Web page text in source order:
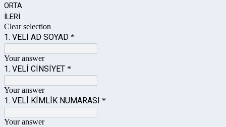
ORTA
İLERİ
Clear selection
1. VELİ AD SOYAD *
Your answer
1. VELİ CİNSİYET *
Your answer
1. VELİ KİMLİK NUMARASI *
Your answer